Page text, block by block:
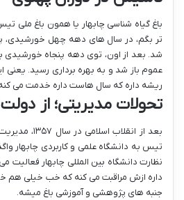
باغ گیاه شناسی چابهار یا همون باغ ملی
تر بگم، در سال های دهه چهل خورشیدی،
شد. بعد از اون، توی دهه پنجاه خورشیدی
عموم باز شد و به بهره برداری رسید. یعنی
ریشه داره که سال هاست داره خدمت می
تحولات مدیریتی؛ از
بعد از انقلاب
تیس به دانشگاه علمی و کاربردی چابهار
نظارت دانشگاه بین المللی چابهار فعالیت
داره ازش مراقبت می کنه که خب خیلی هم
جنبه های پژوهشی و آموزشی باغ میشه.